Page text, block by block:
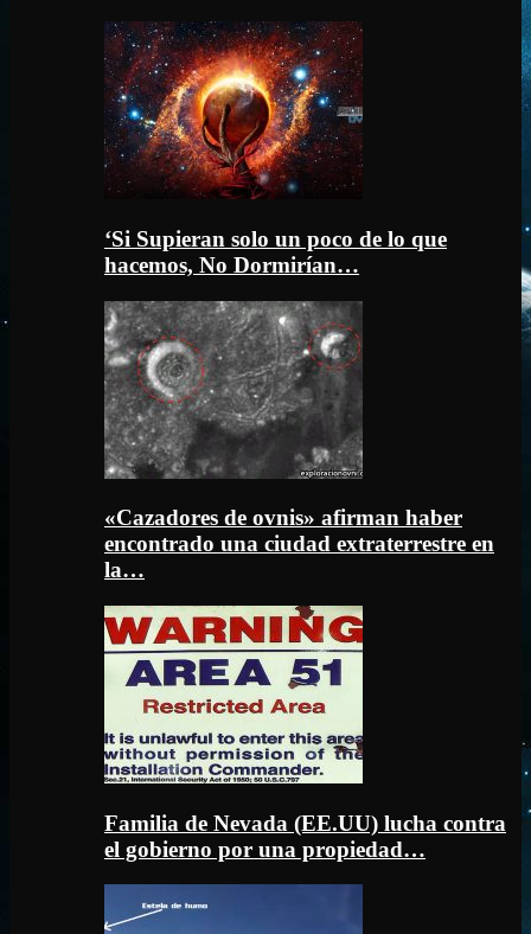
‘Si Supieran solo un poco de lo que
hacemos, No Dormirían…
«Cazadores de ovnis» afirman haber
encontrado una ciudad extraterrestre en
la…
Familia de Nevada (EE.UU) lucha contra
el gobierno por una propiedad…